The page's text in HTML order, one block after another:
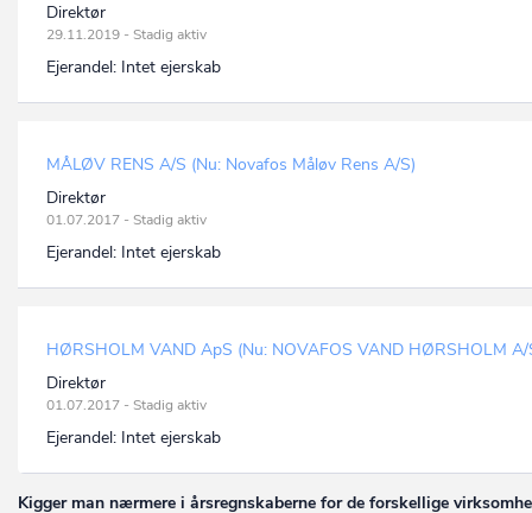
Direktør
29.11.2019 - Stadig aktiv
Ejerandel: Intet ejerskab
MÅLØV RENS A/S (Nu: Novafos Måløv Rens A/S)
Direktør
01.07.2017 - Stadig aktiv
Ejerandel: Intet ejerskab
HØRSHOLM VAND ApS (Nu: NOVAFOS VAND HØRSHOLM A/
Direktør
01.07.2017 - Stadig aktiv
Ejerandel: Intet ejerskab
Kigger man nærmere i årsregnskaberne for de forskellige